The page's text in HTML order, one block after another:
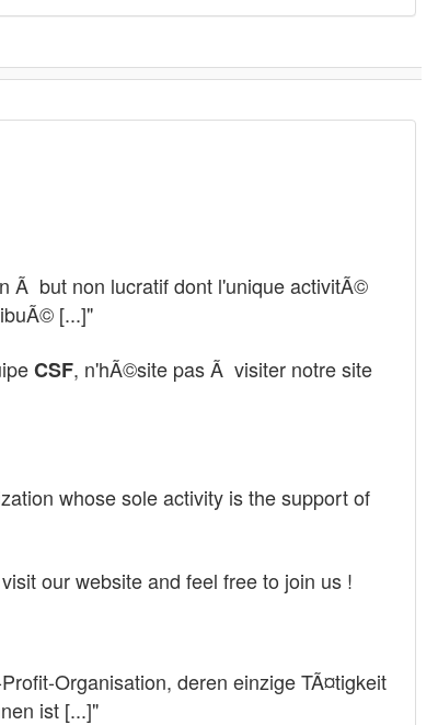
Ã but non lucratif dont l'unique activitÃ©
[...]"
CSF, n'hÃ©site pas Ã visiter notre site
whose sole activity is the support of
our website and feel free to join us !
Organisation, deren einzige TÃ¤tigkeit
ist [...]"